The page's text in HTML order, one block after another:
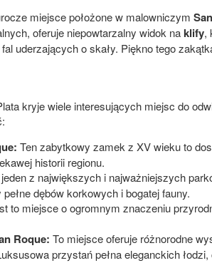
miejsce położone w malowniczym
oferuje niepowtarzalny widok naklify,
uderzających o skały. Piękno tego
kryje wiele interesujących miejsc do
Ten zabytkowy zamek z XV wieku to
historii regionu.
z największych i najważniejszych
dębów korkowych i bogatej fauny.
to miejsce o ogromnym znaczeniu
Roque: To miejsce oferuje różnorodne
przystań pełna eleganckich